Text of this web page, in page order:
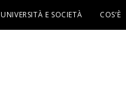
UNIVERSITÀ E SOCIETÀ COS’È